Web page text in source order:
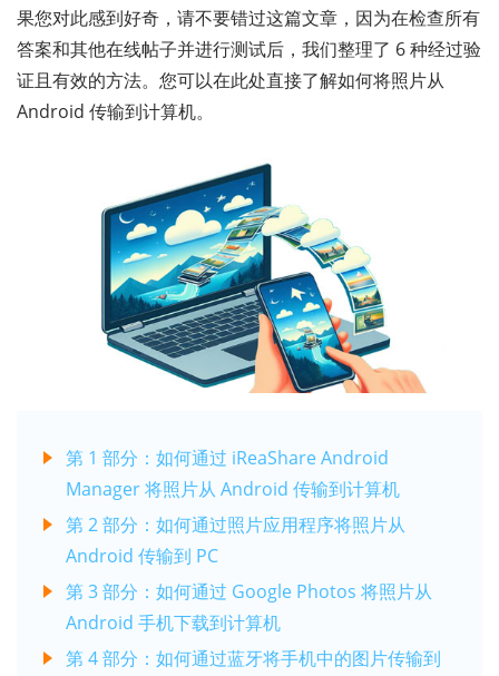
果您对此感到好奇，请不要错过这篇文章，因为在检查所有
答案和其他在线帖子并进行测试后，我们整理了 6 种经过验
证且有效的方法。您可以在此处直接了解如何将照片从
Android 传输到计算机。
第 1 部分：如何通过 iReaShare Android
Manager 将照片从 Android 传输到计算机
第 2 部分：如何通过照片应用程序将照片从
Android 传输到 PC
第 3 部分：如何通过 Google Photos 将照片从
Android 手机下载到计算机
第 4 部分：如何通过蓝牙将手机中的图片传输到